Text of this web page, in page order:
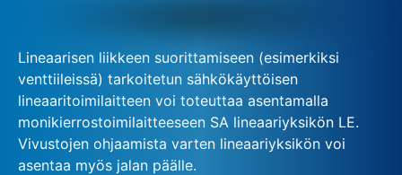
Lineaarisen liikkeen suorittamiseen (esimerkiksi
venttiileissä) tarkoitetun sähkökäyttöisen
lineaaritoimilaitteen voi toteuttaa asentamalla
monikierrostoimilaitteeseen SA lineaariyksikön LE.
Vivustojen ohjaamista varten lineaariyksikön voi
asentaa myös jalan päälle.